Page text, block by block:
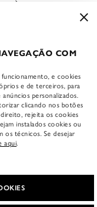
COM
funcionamento, e cookies
e de terceiros, para
personalizados.
clicando nos botões
rejeita os cookies
instalados cookies ou
os técnicos. Se desejar
aqui.
States (USD $)